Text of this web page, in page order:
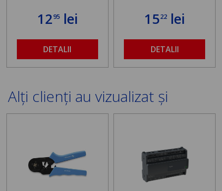
1295lei
DETALII
1522 lei
DETALII
Alți clienți au vizualizat și